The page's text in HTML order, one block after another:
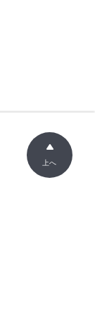
上へ